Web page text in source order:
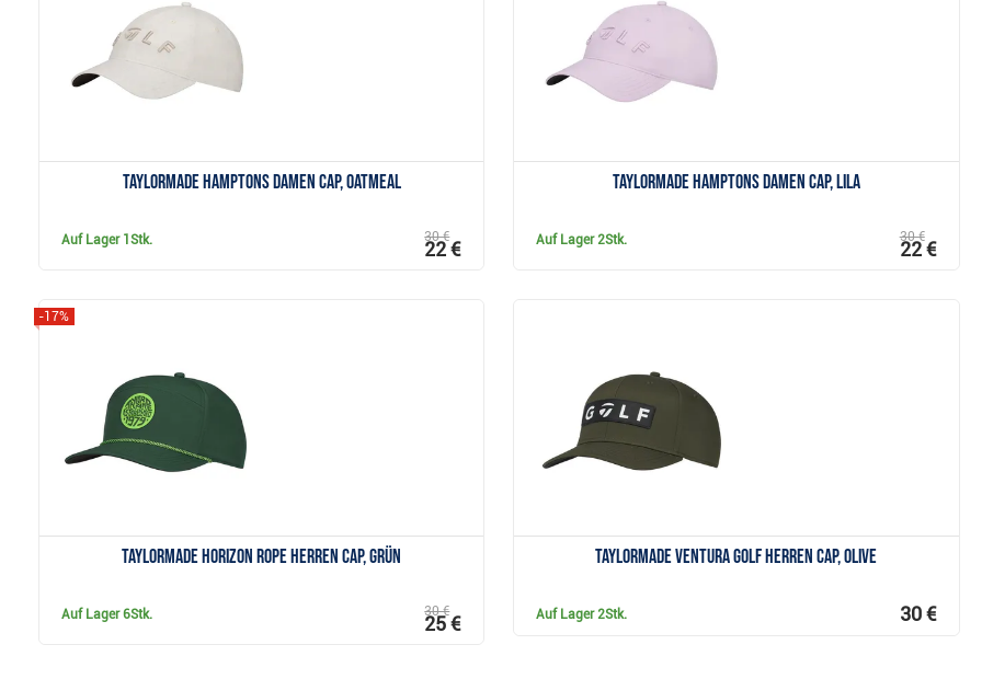
TaylorMade Hamptons Damen Cap, oatmeal
Auf Lager 1Stk. 30 €
22 €
TaylorMade Hamptons Damen Cap, lila
Auf Lager2Stk. 30 €
22 €
TaylorMade Horizon Rope Herren Cap, grün
-17%
Auf Lager6Stk. 30 €
25 €
TaylorMade Ventura Golf Herren Cap, olive
Auf Lager2Stk. 30 €